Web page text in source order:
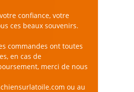
confiance, votre
ces beaux souvenirs.
commandes ont toutes
en cas de
merci de nous
ou au